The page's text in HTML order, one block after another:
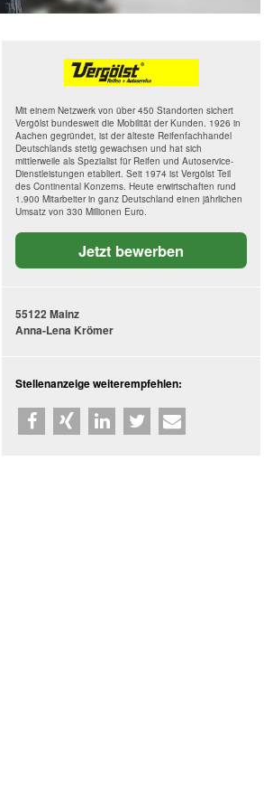
Mit einem Netzwerk von über 450 Standorten sichert
Vergölst bundesweit die Mobilität der Kunden. 1926 in
Aachen gegründet, ist der älteste Reifenfachhandel
Deutschlands stetig gewachsen und hat sich
mittlerweile als Spezialist für Reifen und Autoservice-
Dienstleistungen etabliert. Seit 1974 ist Vergölst Teil
des Continental Konzerns. Heute erwirtschaften rund
1.900 Mitarbeiter in ganz Deutschland einen jährlichen
Umsatz von 330 Millionen Euro.
Jetzt bewerben
55122 Mainz
Anna-Lena Krömer
Stellenanzeige weiterempfehlen: